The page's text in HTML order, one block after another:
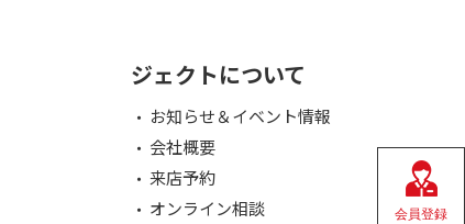
会員登録
ジェクトについて
お知らせ＆イベント情報
会社概要
来店予約
オンライン相談